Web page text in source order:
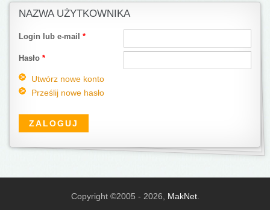
NAZWA UŻYTKOWNIKA
Login lub e-mail *
Hasło *
Utwórz nowe konto
Prześlij nowe hasło
Copyright ©2005 - 2026, MakNet.